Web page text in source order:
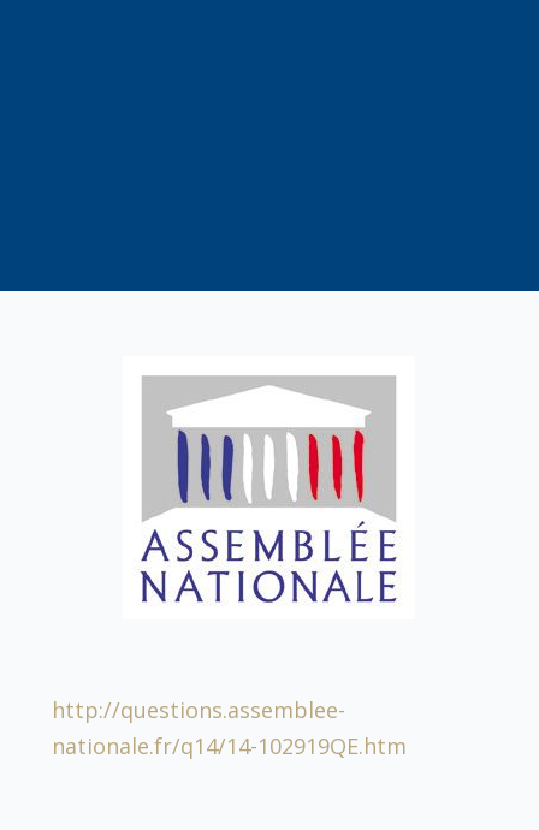
http://questions.assemblee-
nationale.fr/q14/14-102919QE.htm